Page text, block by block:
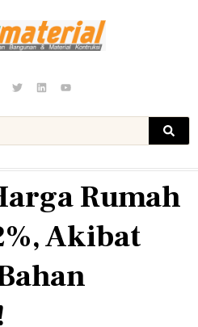
Rumah
Akibat